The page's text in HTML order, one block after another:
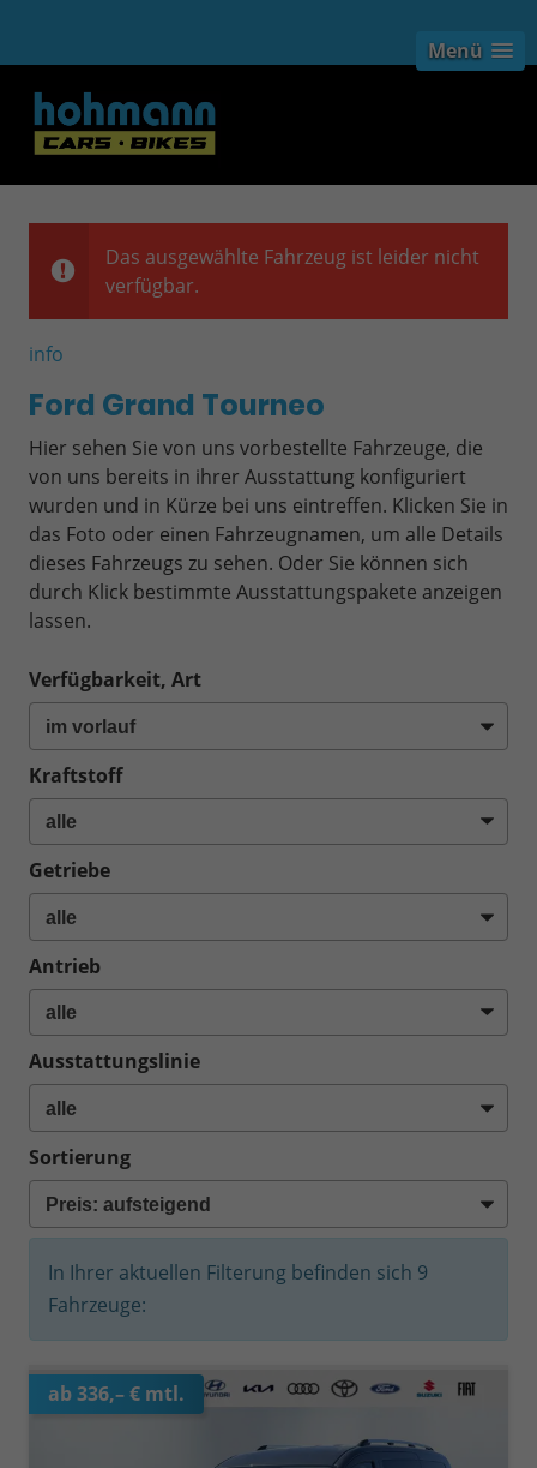
Menü
Das ausgewählte Fahrzeug ist leider nicht
verfügbar.
info
Ford Grand Tourneo
Hier sehen Sie von uns vorbestellte Fahrzeuge, die
von uns bereits in ihrer Ausstattung konfiguriert
wurden und in Kürze bei uns eintreffen. Klicken Sie in
das Foto oder einen Fahrzeugnamen, um alle Details
dieses Fahrzeugs zu sehen. Oder Sie können sich
durch Klick bestimmte Ausstattungspakete anzeigen
lassen.
Verfügbarkeit, Art
Kraftstoff
Getriebe
Antrieb
Ausstattungslinie
Sortierung
In Ihrer aktuellen Filterung befinden sich 9
Fahrzeuge:
ab 336,– € mtl.